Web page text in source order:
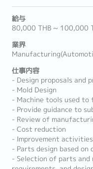
給与
80,000 THB ~ 100,000
業界
仕事内容
- Design proposals and
- Mold Design
- Machine tools used
- Provide guidance to
- Review of
- Cost reduction
- Improvement
- Parts design based on
- Selection of parts